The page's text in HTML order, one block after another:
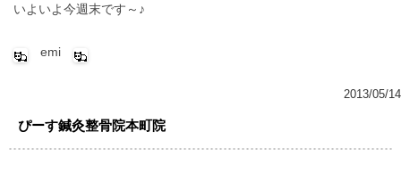
いよいよ今週末です～♪
emi
2013/05/14
ぴーす鍼灸整骨院本町院